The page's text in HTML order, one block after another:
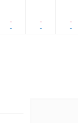
-
-
-
-
-
-